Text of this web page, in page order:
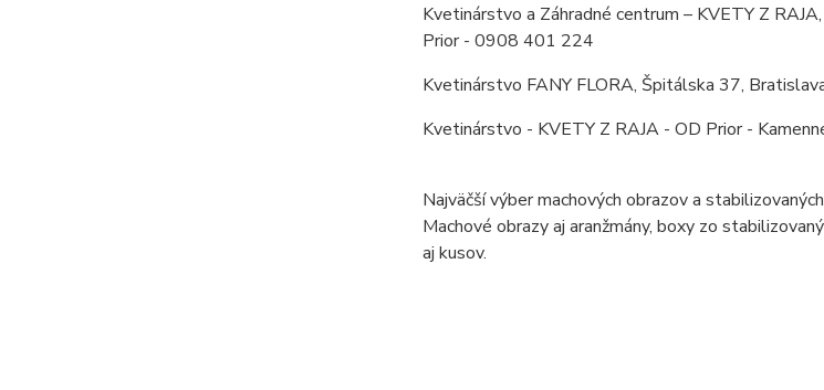
Kvetinárstvo a Záhradné centrum – KVETY Z
Prior - 0908 401 224
Kvetinárstvo FANY FLORA, Špitálska 37,
Kvetinárstvo - KVETY Z RAJA - OD Prior -
Najväčší výber machových obrazov a
Machové obrazy aj aranžmány, boxy zo
aj kusov.